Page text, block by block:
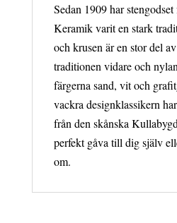
Sedan 1909 har
Keramik varit en stark
och krusen är en stor del
traditionen vidare och
färgerna sand, vit och
vackra designklassikern
från den skånska
perfekt gåva till dig själv
om.